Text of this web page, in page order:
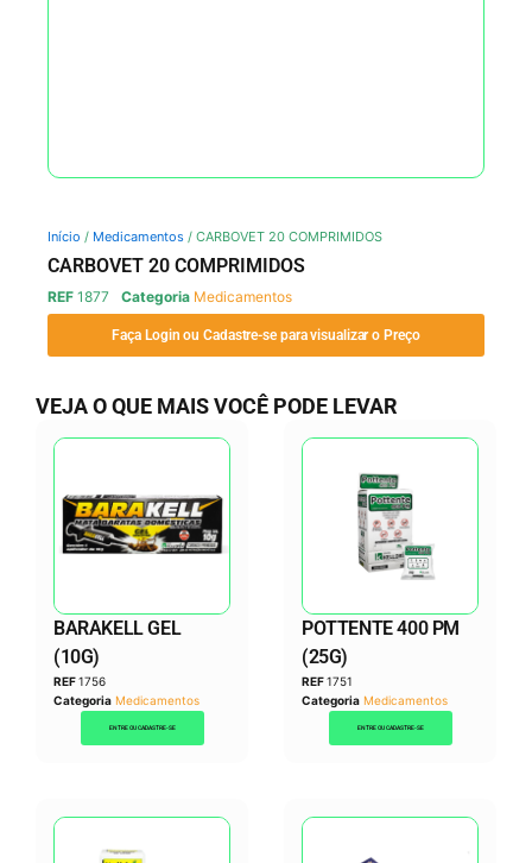
Início / Medicamentos / CARBOVET 20 COMPRIMIDOS
CARBOVET 20 COMPRIMIDOS
REF 1877 Categoria Medicamentos
Faça Login ou Cadastre-se para visualizar o Preço
VEJA O QUE MAIS VOCÊ PODE LEVAR
BARAKELL GEL
(10G)
REF1756
Categoria Medicamentos
ENTRE OU CADASTRE-SE
POTTENTE 400 PM
(25G)
REF1751
Categoria Medicamentos
ENTRE OU CADASTRE-SE